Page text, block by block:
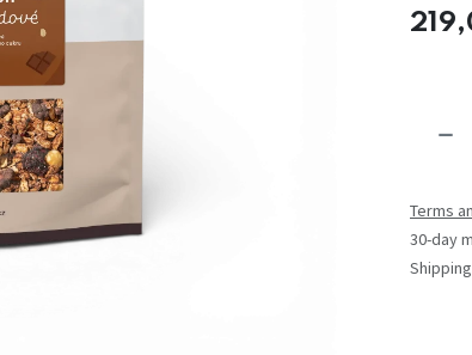
Terms
30-day